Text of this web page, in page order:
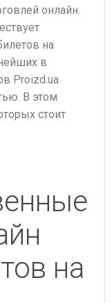
онлайн.
на
в
Proizd.ua
В этом
стоит
на